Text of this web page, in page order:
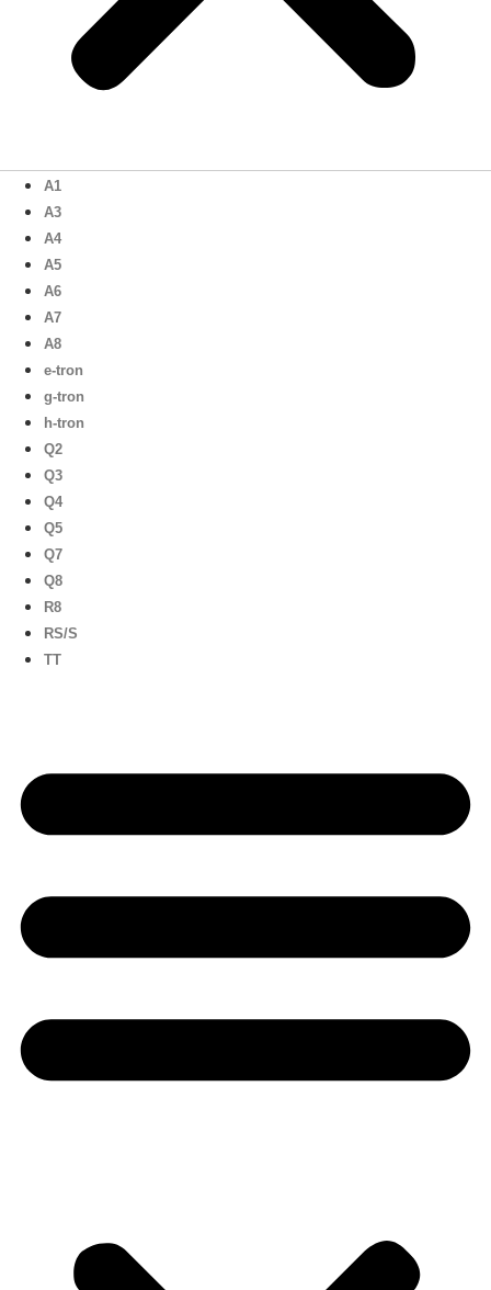
A1
A3
A4
A5
A6
A7
A8
e-tron
g-tron
h-tron
Q2
Q3
Q4
Q5
Q7
Q8
R8
RS/S
TT